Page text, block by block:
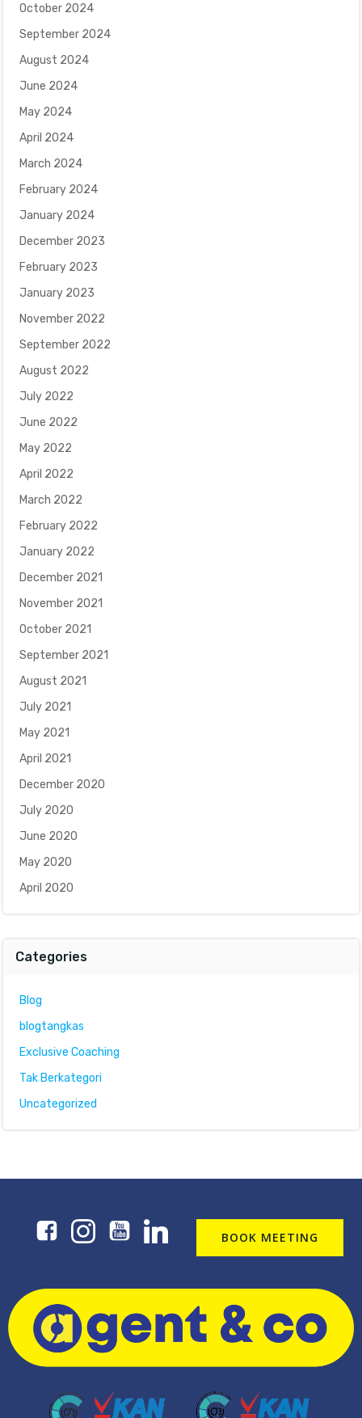
October 2024
September 2024
August 2024
June 2024
May 2024
April 2024
March 2024
February 2024
January 2024
December 2023
February 2023
January 2023
November 2022
September 2022
August 2022
July 2022
June 2022
May 2022
April 2022
March 2022
February 2022
January 2022
December 2021
November 2021
October 2021
September 2021
August 2021
July 2021
May 2021
April 2021
December 2020
July 2020
June 2020
May 2020
April 2020
Categories
Blog
blogtangkas
Exclusive Coaching
Tak Berkategori
Uncategorized
BOOK MEETING